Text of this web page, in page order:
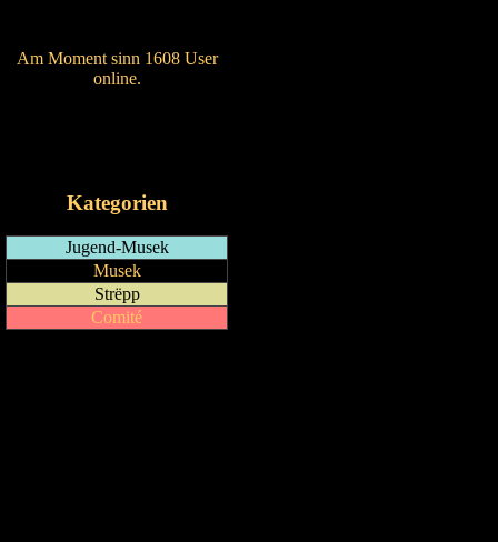
Am Moment sinn 1608 User
online.
Kategorien
Jugend-Musek
Musek
Strëpp
Comité